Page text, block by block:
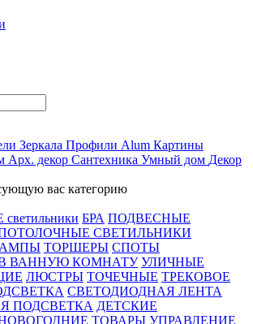
Зеркала Профили Alum Картины
Арх. декор Сантехника Умный дом Декор
вас категорию
БРА ПОДВЕСНЫЕ
СВЕТИЛЬНИКИ
ТОРШЕРЫ СПОТЫ
ВАННУЮ КОМНАТУ УЛИЧНЫЕ
ЛЮСТРЫ ТОЧЕЧНЫЕ ТРЕКОВОЕ
СВЕТОДИОДНАЯ ЛЕНТА
ПОДСВЕТКА ДЕТСКИЕ
ТОВАРЫ УПРАВЛЕНИЕ